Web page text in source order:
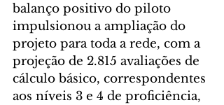
balanço positivo do piloto
impulsionou a ampliação do
projeto para toda a rede, com a
projeção de 2.815 avaliações de
cálculo básico, correspondentes
aos níveis 3 e 4 de proficiência,